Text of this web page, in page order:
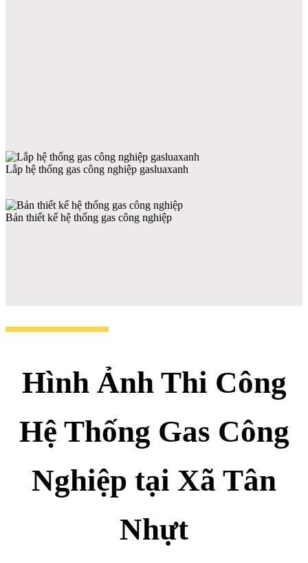
Lắp hệ thống gas công nghiệp gasluaxanh
Bản thiết kế hệ thống gas công nghiệp
Hình Ảnh Thi Công
Hệ Thống Gas Công
Nghiệp tại Xã Tân
Nhựt